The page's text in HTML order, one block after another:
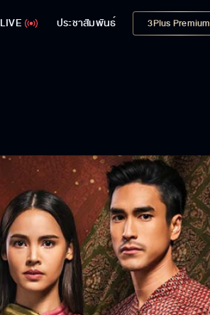
LIVE ประชาสัมพันธ์ 3Plus Premium